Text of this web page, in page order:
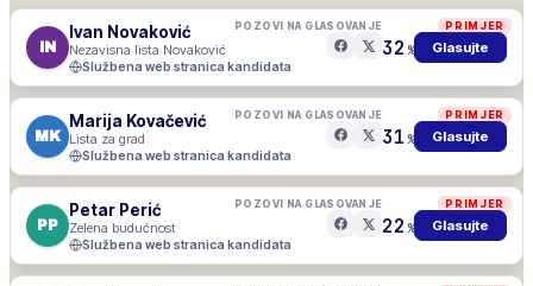
PRIMJER
IN
Ivan Novaković
Nezavisna lista Novaković
POZOVI NA GLASOVANJE
Službena web stranica kandidata
32 % Glasujte
PRIMJER
MK
Marija Kovačević
Lista za grad
POZOVI NA GLASOVANJE
Službena web stranica kandidata
31 % Glasujte
PRIMJER
PP
Petar Perić
Zelena budućnost
POZOVI NA GLASOVANJE
Službena web stranica kandidata
22 % Glasujte